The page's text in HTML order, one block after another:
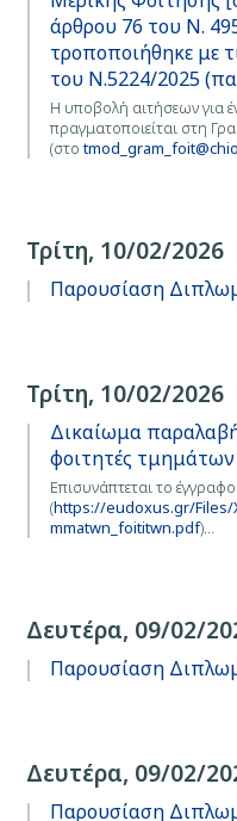
άρθρου 76 του Ν.
τροποποιήθηκε με
του Ν.5224/2025
Η υποβολή αιτήσεων για
πραγματοποιείται στη
(στο
Τρίτη, 10/02/2026
Παρουσίαση
Τρίτη, 10/02/2026
Δικαίωμα
φοιτητές
Επισυνάπτεται το έγγραφο
(https://eudoxus.gr/Files/
mmatwn_foititwn.pdf)…
Δευτέρα, 09/02/
Παρουσίαση
Δευτέρα, 09/02/
Παρουσίαση